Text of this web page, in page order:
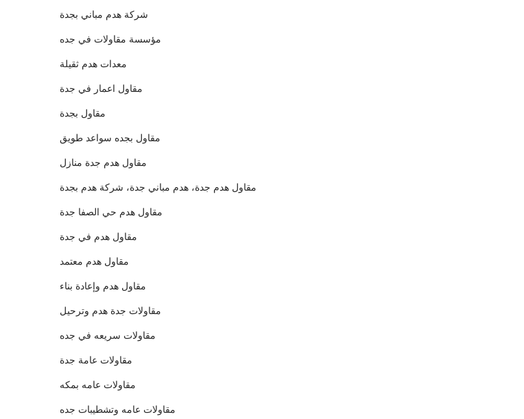
شركة هدم مباني بجدة
مؤسسة مقاولات في جده
معدات هدم ثقيلة
مقاول اعمار في جدة
مقاول بجدة
مقاول بجده سواعد طويق
مقاول هدم جدة منازل
مقاول هدم جدة، هدم مباني جدة، شركة هدم بجدة
مقاول هدم حي الصفا جدة
مقاول هدم في جدة
مقاول هدم معتمد
مقاول هدم وإعادة بناء
مقاولات جدة هدم وترحيل
مقاولات سريعه في جده
مقاولات عامة جدة
مقاولات عامه بمكه
مقاولات عامه وتشطيبات جده